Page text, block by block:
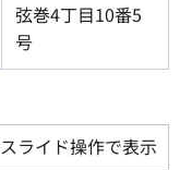
弦巻4丁目10番5
号
スライド操作で表示